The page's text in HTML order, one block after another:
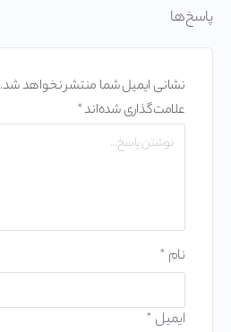
پاسخ‌ها
نشانی ایمیل شما منتشر نخواهد شد.
علامت‌گذاری شده‌اند*
نام *
ایمیل *